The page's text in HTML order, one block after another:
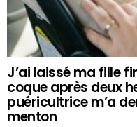
J’ai laissé ma fille
coque après deux
puéricultrice m’a
menton